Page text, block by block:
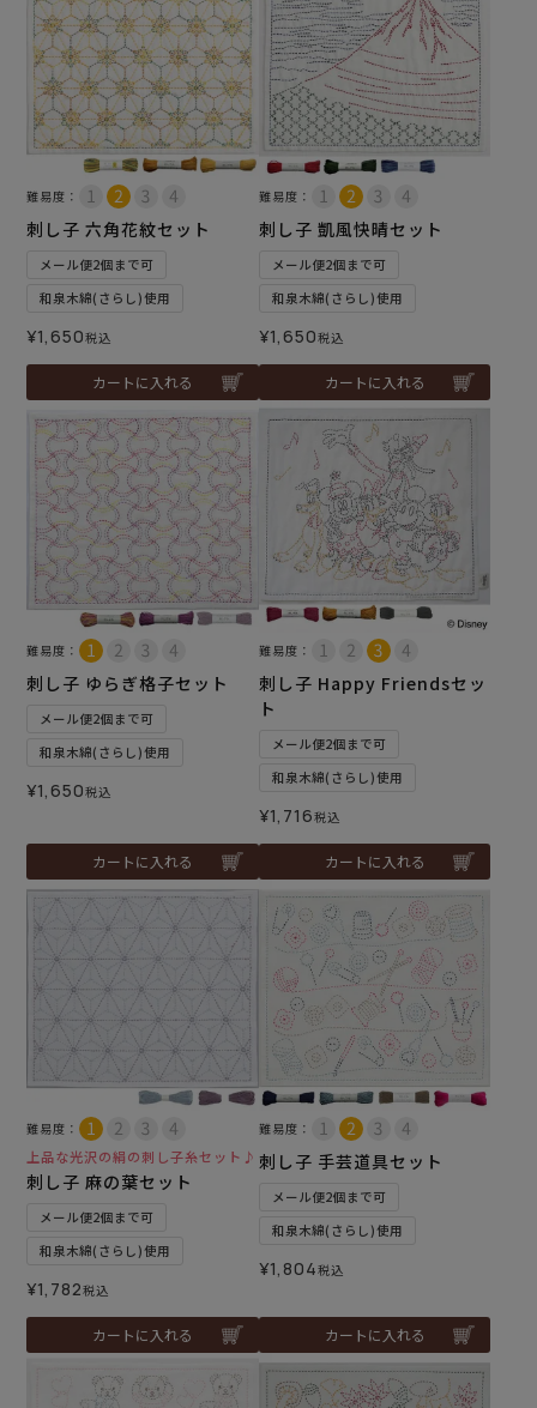
難易度：
刺し子 六角花紋セット
メール便2個まで可
和泉木綿(さらし)使用
¥1,650税込
カートに入れる
難易度：
刺し子 凱風快晴セット
メール便2個まで可
和泉木綿(さらし)使用
¥1,650税込
カートに入れる
難易度：
刺し子 ゆらぎ格子セット
メール便2個まで可
和泉木綿(さらし)使用
¥1,650税込
カートに入れる
難易度：
刺し子 Happy Friendsセッ
ト
メール便2個まで可
和泉木綿(さらし)使用
¥1,716税込
カートに入れる
難易度：
上品な光沢の絹の刺し子糸セット♪
刺し子 麻の葉セット
メール便2個まで可
和泉木綿(さらし)使用
¥1,782税込
カートに入れる
難易度：
刺し子 手芸道具セット
メール便2個まで可
和泉木綿(さらし)使用
¥1,804税込
カートに入れる